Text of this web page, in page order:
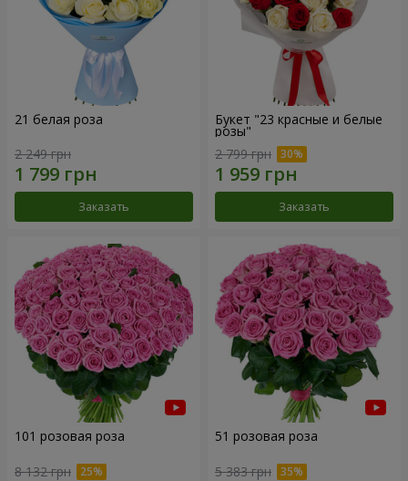
21 белая роза
2 249 грн
Заказать
Букет "23 красные и белые
розы"
2 799 грн
Заказать
101 розовая роза
8 132 грн
51 розовая роза
5 383 грн